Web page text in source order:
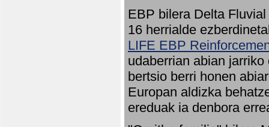
EBP bilera Delta
16 herrialde
LIFE EBP
udaberrian abian
bertsio berri honen
Europan aldizka
ereduak ia denbora